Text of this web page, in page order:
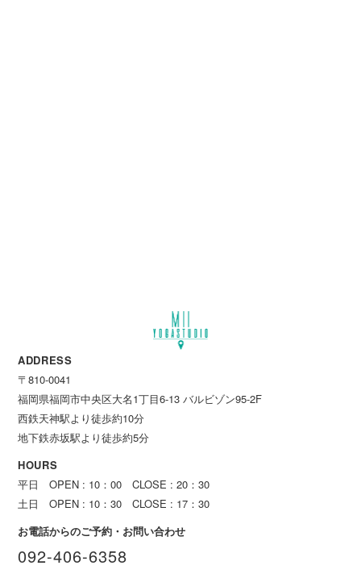
ADDRESS
〒810-0041
福岡県福岡市中央区大名1丁目6-13 バルビゾン95-2F
西鉄天神駅より徒歩約10分
地下鉄赤坂駅より徒歩約5分
HOURS
平日 OPEN : 10：00 CLOSE : 20：30
土日 OPEN : 10：30 CLOSE : 17：30
お電話からのご予約・お問い合わせ
092-406-6358